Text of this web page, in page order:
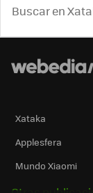
Xataka
Applesfera
Mundo Xiaomi